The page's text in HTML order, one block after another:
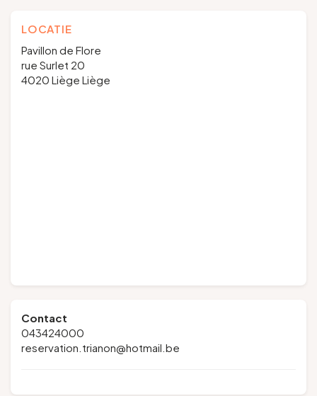
LOCATIE
Pavillon de Flore
rue Surlet 20
4020 Liège Liège
Contact
043424000
reservation.trianon@hotmail.be